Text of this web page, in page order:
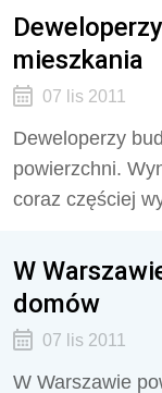
mieszkania
07 lis 2011
Deweloperzy
powierzchni.
coraz częściej
W
domów
07 lis 2011
W Warszawie